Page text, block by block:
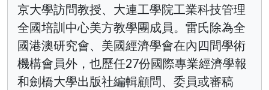
京大學訪問教授、大連工學院工業科技管理
全國培訓中心美方教學團成員。雷氏除為全
國港澳研究會、美國經濟學會在內四間學術
機構會員外，也歷任27份國際專業經濟學報
和劍橋大學出版社編輯顧問、委員或審稿